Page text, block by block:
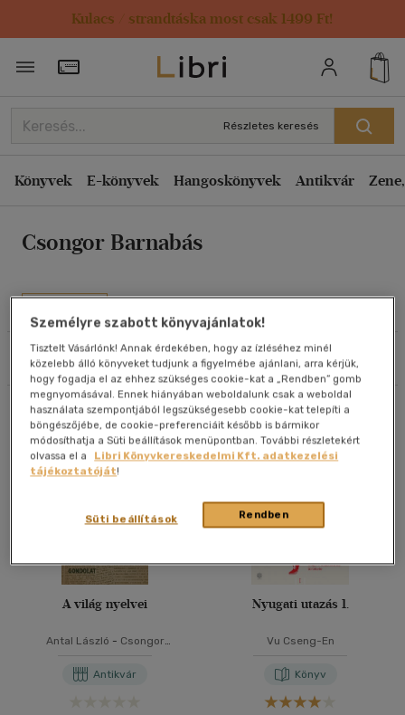
Kulacs / strandtáska most csak 1499 Ft!
Törzsvásárlói Kártya adatai
Részletes keresés
Könyvek E-könyvek Hangoskönyvek Antikvár
Csongor Barnabás
Művei
Szűrés Rendezés
Rendezés
Kiadás éve szerint csökkenő
Ár szerint csökkenő
Eladott darabszám szerint csökkenő
Cím szerint A-Z
Szerző szerint A-Z
Megjelenítés
20 db / oldal
40 db / oldal
Alkalmaz
Összesen3db
A világ nyelvei
Antal László - Csongor
Antikvár
Nyugati utazás 1.
Vu Cseng-En
Könyv
Személyre szabott könyvajánlatok!
Tisztelt Vásárlónk! Annak érdekében, hogy az ízléséhez minél
közelebb álló könyveket tudjunk a figyelmébe ajánlani, arra kérjük,
hogy fogadja el az ehhez szükséges cookie-kat a „Rendben” gomb
megnyomásával. Ennek hiányában weboldalunk csak a weboldal
használata szempontjából legszükségesebb cookie-kat telepíti a
böngészőjébe, de cookie-preferenciáit később is bármikor
módosíthatja a Süti beállítások menüpontban. További részletekért
olvassa el a
Libri Könyvkereskedelmi Kft. adatkezelési
tájékoztatóját!
Rendben
Süti beállítások